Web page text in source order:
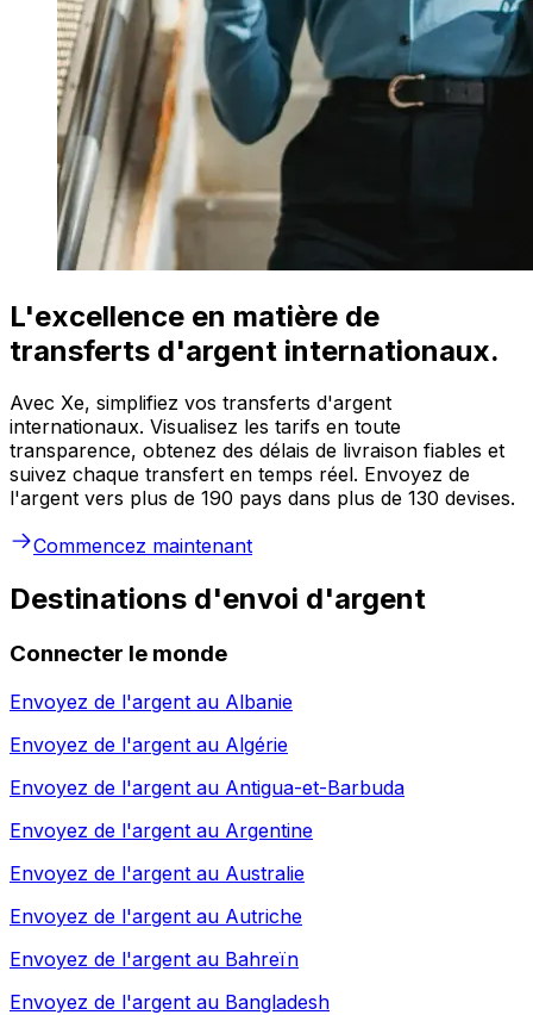
L'excellence en matière de
transferts d'argent internationaux.
Avec Xe, simplifiez vos transferts d'argent
internationaux. Visualisez les tarifs en toute
transparence, obtenez des délais de livraison fiables et
suivez chaque transfert en temps réel. Envoyez de
l'argent vers plus de 190 pays dans plus de 130 devises.
Commencez maintenant
Destinations d'envoi d'argent
Connecter le monde
Envoyez de l'argent au Albanie
Envoyez de l'argent au Algérie
Envoyez de l'argent au Antigua-et-Barbuda
Envoyez de l'argent au Argentine
Envoyez de l'argent au Australie
Envoyez de l'argent au Autriche
Envoyez de l'argent au Bahreïn
Envoyez de l'argent au Bangladesh